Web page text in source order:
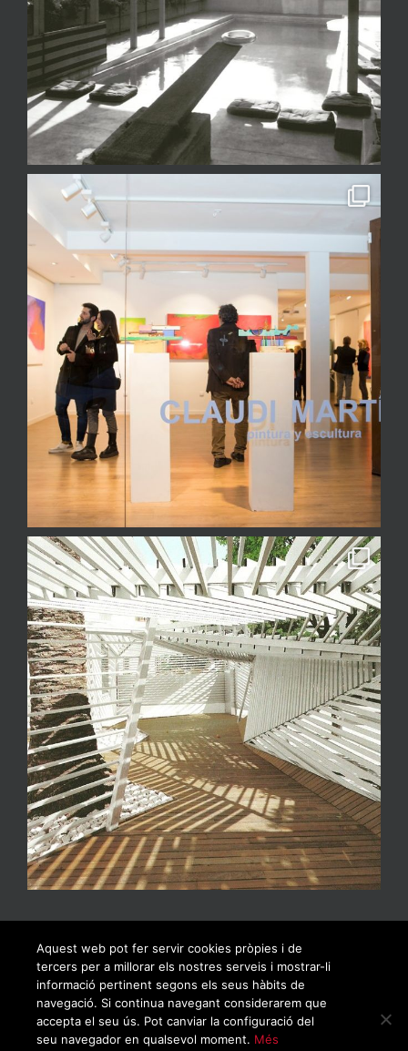
Aquest web pot fer servir cookies pròpies i de
tercers per a millorar els nostres serveis i mostrar-li
informació pertinent segons els seus hàbits de
navegació. Si continua navegant considerarem que
accepta el seu ús. Pot canviar la configuració del
seu navegador en qualsevol moment. Més